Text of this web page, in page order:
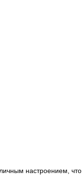
настроением,